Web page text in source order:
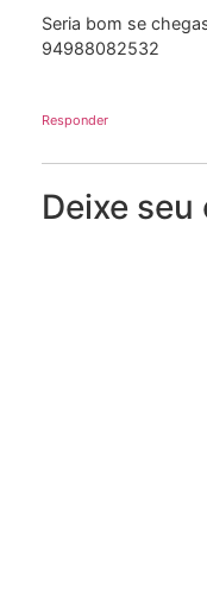
Seria bom se
94988082532
Responder
Deixe